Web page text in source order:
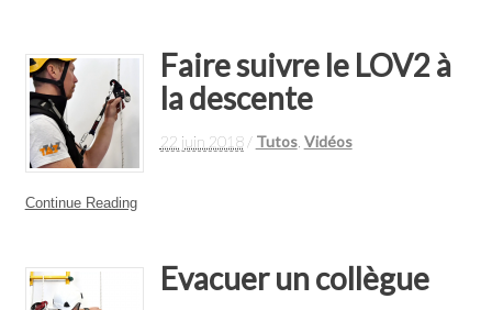
Faire suivre le LOV2 à
la descente
22 juin 2018 / Tutos, Vidéos
Continue Reading
Evacuer un collègue